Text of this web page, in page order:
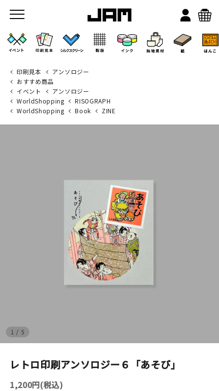
紙
雑貨
印刷見本
アンソロジー
おすすめ商品
イベント
アンソロジー
WorldShopping
RISOGRAPH
WorldShopping
Book ZINE
1 / 5
レトロ印刷アンソロジー６「あそび」
1,200円(税込)